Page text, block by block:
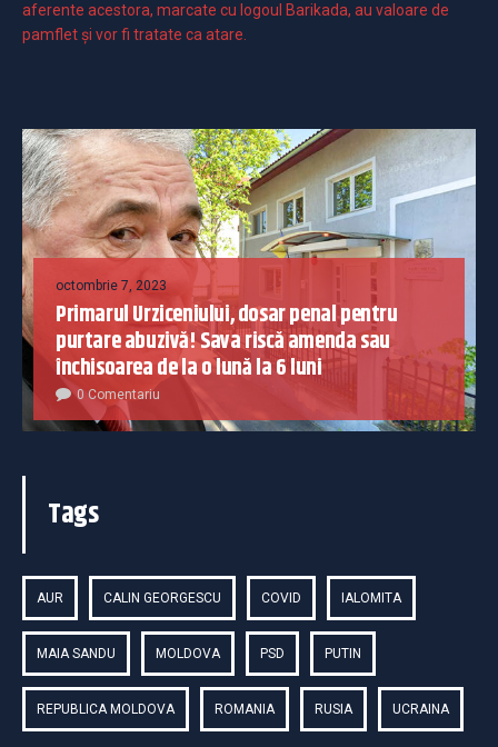
aferente acestora, marcate cu logoul Barikada, au valoare de
pamflet și vor fi tratate ca atare.
octombrie 7, 2023
Primarul Urziceniului, dosar penal pentru
purtare abuzivă! Sava riscă amenda sau
închisoarea de la o lună la 6 luni
0 Comentariu
Tags
AUR CALIN GEORGESCU COVID IALOMITA
MAIA SANDU MOLDOVA PSD PUTIN
REPUBLICA MOLDOVA ROMANIA RUSIA UCRAINA